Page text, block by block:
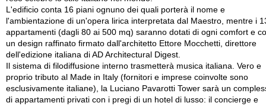
L'edificio conta 16 piani ognuno dei quali porterà il nome e
l'ambientazione di un'opera lirica interpretata dal Maestro, mentre i
appartamenti (dagli 80 ai 500 mq) saranno dotati di ogni comfort e
un design raffinato firmato dall'architetto Ettore Mocchetti, direttore
dell'edizione italiana di AD Architectural Digest.
Il sistema di filodiffusione interno trasmetterà musica italiana. Vero e
proprio tributo al Made in Italy (fornitori e imprese coinvolte sono
esclusivamente italiane), la Luciano Pavarotti Tower sarà un
di appartamenti privati con i pregi di un hotel di lusso: il concierge e